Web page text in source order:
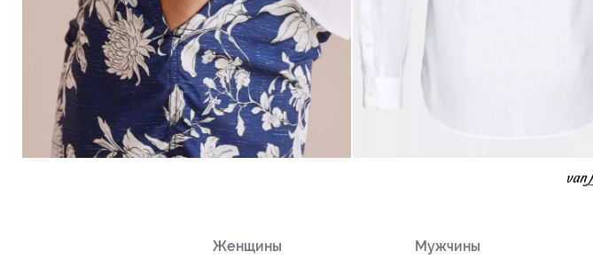
Женщины
Мужчины